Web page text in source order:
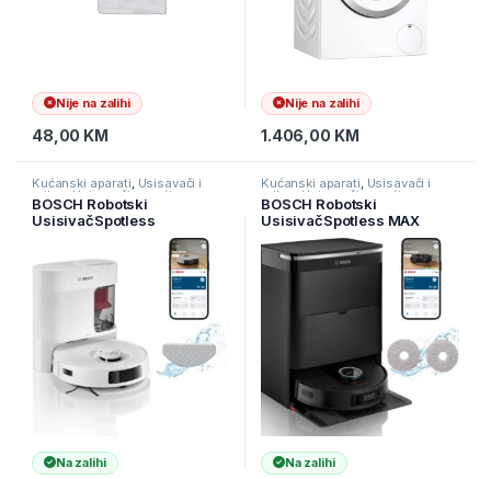
Nije na zalihi
48,00 KM
Nije na zalihi
1.406,00 KM
Kućanski aparati, Usisavači i
pribor Usisavači s vrećicom
BOSCH Robotski
UsisivačSpotless
Advenced +, 11.000 Pa 360
LiDAR navigacija… (
BCRD2W )
Na zalihi
Kućanski aparati, Usisavači i
pribor Usisavači s vrećicom
BOSCH Robotski
UsisivačSpotless MAX
Cam, 11.000 Pa360 LiDAR
navigacija ( BCRDW3BX )
Na zalihi